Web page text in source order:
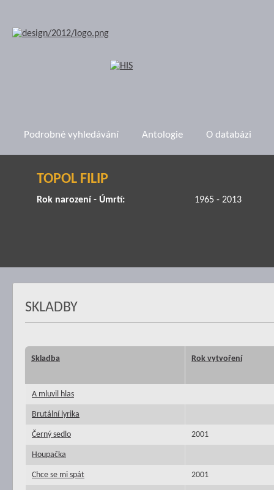
Podrobné vyhledávání Antologie O databázi
TOPOL FILIP
Rok narození - Úmrtí: 1965 - 2013
SKLADBY
Skladba Rok vytvoření
A mluvil hlas
Brutální lyrika
Černý sedlo 2001
Houpačka
Chce se mi spát 2001